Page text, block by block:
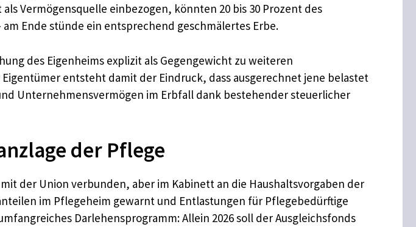
Vermögensquelle einbezogen, könnten 20 bis 30 Prozent des
Ende stünde ein entsprechend geschmälertes Erbe.
des Eigenheims explizit als Gegengewicht zu weiteren
entsteht damit der Eindruck, dass ausgerechnet jene belastet
Unternehmensvermögen im Erbfall dank bestehender steuerlicher
der Pflege
der Union verbunden, aber im Kabinett an die Haushaltsvorgaben der
im Pflegeheim gewarnt und Entlastungen für Pflegebedürftige
Darlehensprogramm: Allein 2026 soll der Ausgleichsfonds